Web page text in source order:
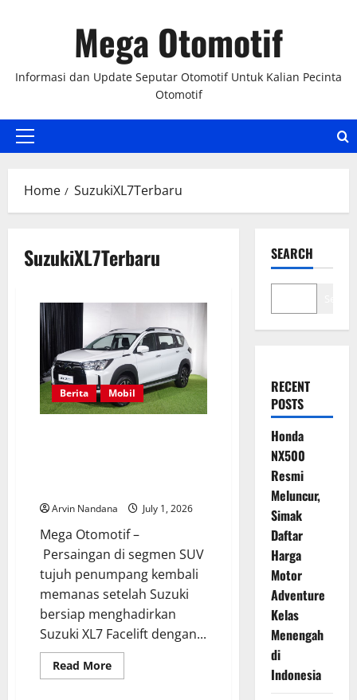
Mega Otomotif
Informasi dan Update Seputar Otomotif Untuk Kalian Pecinta
Otomotif
Primary
Home SuzukiXL7Terbaru
SuzukiXL7Terbaru
Berita Mobil
Arvin Nandana July 1, 2026
Mega Otomotif –
Persaingan di segmen SUV
tujuh penumpang kembali
memanas setelah Suzuki
bersiap menghadirkan
Suzuki XL7 Facelift dengan...
Read MoreRead
more
SEARCH
RECENT
POSTS
Honda
NX500
Resmi
Meluncur,
Simak
Daftar
Harga
Motor
Adventure
Kelas
Menengah
di
Indonesia